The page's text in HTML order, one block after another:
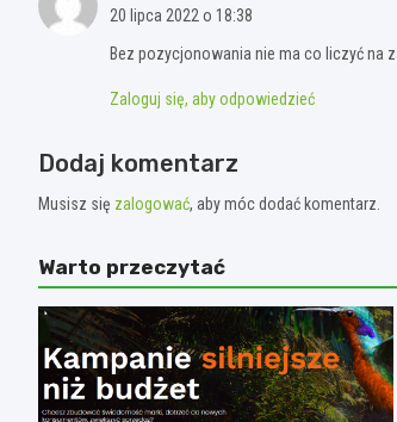
20 lipca 2022 o 18:38
Bez pozycjonowania nie ma co liczyć na
Zaloguj się, aby odpowiedzieć
Dodaj komentarz
Musisz się zalogować, aby móc dodać komentarz.
Warto przeczytać